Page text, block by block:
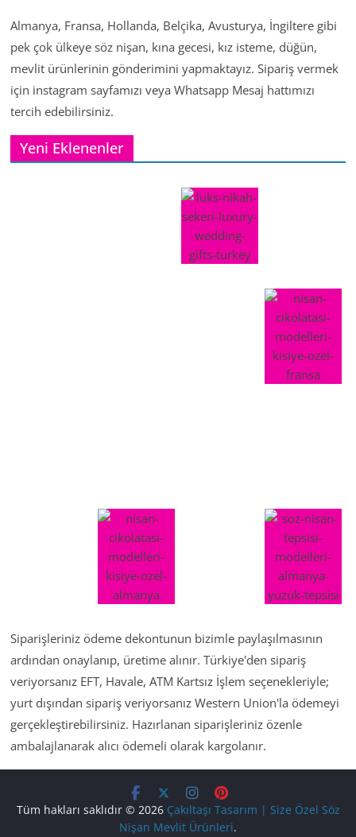
Almanya, Fransa, Hollanda, Belçika, Avusturya, İngiltere gibi
pek çok ülkeye söz nişan, kına gecesi, kız isteme, düğün,
mevlit ürünlerinin gönderimini yapmaktayız. Sipariş vermek
için instagram sayfamızı veya Whatsapp Mesaj hattımızı
tercih edebilirsiniz.
Yeni Eklenenler
Siparişleriniz ödeme dekontunun bizimle paylaşılmasının
ardından onaylanıp, üretime alınır. Türkiye'den sipariş
veriyorsanız EFT, Havale, ATM Kartsız İşlem seçenekleriyle;
yurt dışından sipariş veriyorsanız Western Union'la ödemeyi
gerçekleştirebilirsiniz. Hazırlanan siparişleriniz özenle
ambalajlanarak alıcı ödemeli olarak kargolanır.
Tüm hakları saklıdır © 2026 Çakıltaşı Tasarım | Size Özel Söz
Nişan Mevlit Ürünleri.